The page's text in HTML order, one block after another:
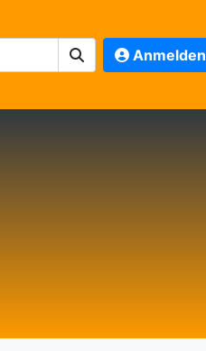
Anmelden